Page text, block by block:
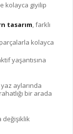
kolayca giyilip
tasarım, farklı
parçalarla kolayca
yaşantısına
aylarında
bir arada
değişiklik